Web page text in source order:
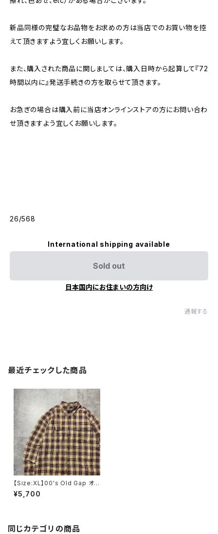
新品同様の完璧なお品物をお求めの方は当店でのお買い物を控
えて頂きますよう宜しくお願いします。
また、購入された商品に関しましては、購入日時から起算して『72
時間以内に』発送手続きの方を取らせて頂きます。
お急ぎの場合は購入前に当店オンラインストアの方にお問い合わ
せ頂きますよう宜しくお願いします。
26/568
International shipping available
Sold out
日本国内にお住まいの方向け
通報する
最近チェックした商品
【Size:XL】00's Old Gap オ
ールドギャップ ダブルポケッ
ト チェックシャツ
¥5,700
同じカテゴリの商品